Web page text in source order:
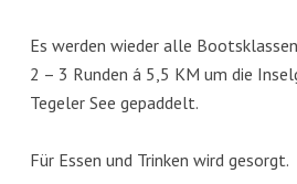
Es werden wieder alle Bootsklassen
2 – 3 Runden á 5,5 KM um die
Tegeler See gepaddelt.
Für Essen und Trinken wird gesorgt.